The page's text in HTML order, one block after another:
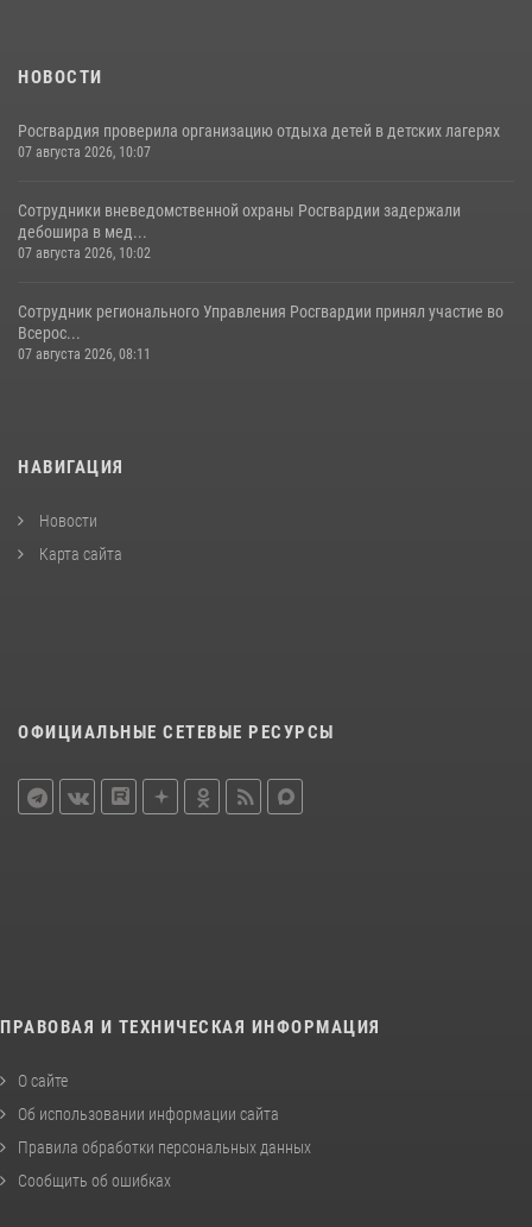
НОВОСТИ
Росгвардия проверила организацию отдыха детей в детских лагерях
07 августа 2026, 10:07
Сотрудники вневедомственной охраны Росгвардии задержали
дебошира в мед...
07 августа 2026, 10:02
Сотрудник регионального Управления Росгвардии принял участие во
Всерос...
07 августа 2026, 08:11
НАВИГАЦИЯ
Новости
Карта сайта
ОФИЦИАЛЬНЫЕ СЕТЕВЫЕ РЕСУРСЫ
ПРАВОВАЯ И ТЕХНИЧЕСКАЯ ИНФОРМАЦИЯ
О сайте
Об использовании информации сайта
Правила обработки персональных данных
Сообщить об ошибках